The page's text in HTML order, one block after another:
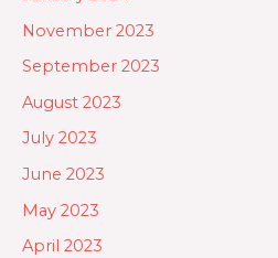
November 2023
September 2023
August 2023
July 2023
June 2023
May 2023
April 2023